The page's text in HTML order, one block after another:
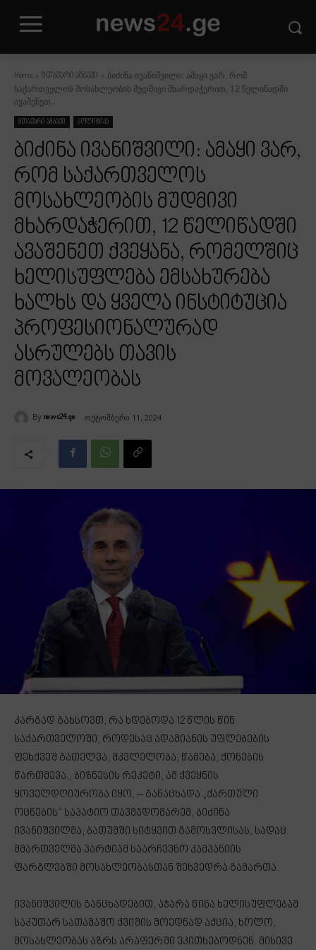
Home მთავარი ამბავი
ბიძინა ივანიშვილი: ამაყი ვარ, რომ
საქართველოს მოსახლეობის მუდმივი მხარდაჭერით, 12 წელიწადში
ავაშენეთ...
მთავარი ამბავი პოლიტიკა
ბიძინა ივანიშვილი: ამაყი ვარ,
რომ საქართველოს
მოსახლეობის მუდმივი
მხარდაჭერით, 12 წელიწადში
ავაშენეთ ქვეყანა, რომელშიც
ხელისუფლება ემსახურება
ხალხს და ყველა ინსტიტუცია
პროფესიონალურად
ასრულებს თავის
მოვალეობას
By news24.ge ოქტომბერი 11, 2024
კარგად გახსოვთ, რა ხდებოდა 12 წლის წინ
საქართველოში, როდესაც ადამიანის უფლებების
ფეხქვეშ გათელვა, მკვლელობა, წამება, ქონების
წართმევა,, ბიზნესის რეკეტი, ამ ქვეყნის
ყოველდღიურობა იყო, – განაცხადა „ქართული
ოცნების“ საპატიო თავმჯდომარემ, ბიძინა
ივანიშვილმა, ბათუმში სიტყვით გამოსვლისას, სადაც
მმართველმა პარტიამ საარჩევნო კამპანიის
ფარგლებში მოსახლეობასთან შეხვედრა გამართა.
ივანიშვილის განცხადებით, აჭარა წინა ხელისუფლებამ
საკუთარ სათამაშო ქვიშის მოედნად აქცია, ხოლო,
მოსახლეობას აზრს არაფერში ეკითხებოდნენ. მისივე